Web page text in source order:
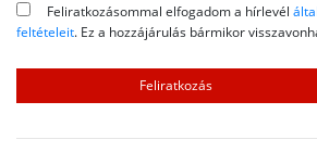
Feliratkozásommal elfogadom a hírlevél
feltételeit. Ez a hozzájárulás bármikor